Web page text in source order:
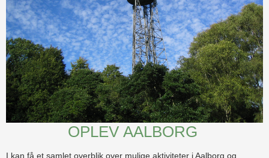
OPLEV AALBORG
I kan få et samlet overblik over mulige aktiviteter i Aalborg og